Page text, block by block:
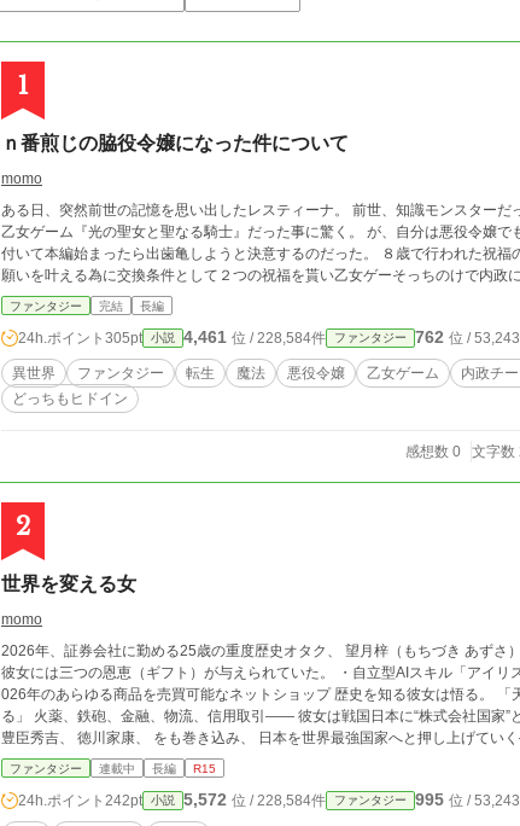
1
ｎ番煎じの脇役令嬢になった件について
momo
ある日、突然前世の記憶を思い出したレスティーナ。 前世、知識モンスター
乙女ゲーム『光の聖女と聖なる騎士』だった事に驚く。 が、自分は悪役令嬢
付いて本編始まったら出歯亀しようと決意するのだった。 ８歳で行われた祝
願いを叶える為に交換条件として２つの祝福を貰い乙女ゲーそっちのけで内政
ファンタジー 完結 長編
24h.ポイント 305pt 小説 4,461 位 / 228,584件 ファンタジー 762 位 /
異世界 ファンタジー 転生 魔法 悪役令嬢 乙女ゲーム 内政チー
どっちもヒドイン
感想数 0 文字数
2
世界を変える女
momo
2026年、証券会社に勤める25歳の重度歴史オタク、 望月梓（もちづき あずさ）。 ある日突然、戦国時代へと転移してしまう。
彼女には三つの恩恵（ギフト）が与えられていた。 ・自立型AIスキル「アイリス」 ・無限収納の|空間魔法《アイテムボックス》 ・2
026年のあらゆる商品を売買可能なネットショップ 歴史を知る彼女は悟る。 「天下統一は武力だけじゃない。経済こそが覇権を決め
る」 火薬、鉄砲、金融、物流、信用取引―― 彼女は戦国日本に“株式会社国家”という概念を持ち込む。 やがてその動きは 織田信長、
豊臣秀吉、 徳川家康、 をも巻き込み、 日本を世界最強国家へと押し上げ
ファンタジー 連載中 長編 R15
24h.ポイント 242pt 小説 5,572 位 / 228,584件 ファンタジー 995 位 /